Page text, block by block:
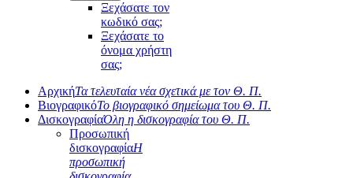
Ξεχάσατε τον
κωδικό σας;
Ξεχάσατε το
όνομα χρήστη
σας;
ΑρχικήΤα τελευταία νέα σχετικά με τον Θ. Π.
ΒιογραφικόΤο βιογραφικό σημείωμα του Θ. Π.
ΔισκογραφίαΌλη η δισκογραφία του Θ. Π.
Προσωπική
δισκογραφίαΗ
προσωπική